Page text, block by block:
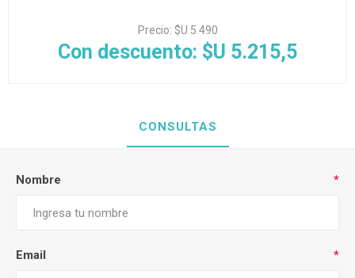
Precio: $U 5.490
Con descuento: $U 5.215,5
CONSULTAS
Nombre *
Email *